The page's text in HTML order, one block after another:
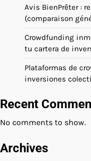
Avis BienPrêter :
(comparaison
Crowdfunding
tu cartera de
Plataformas de
inversiones
Recent
No comments to show.
Archives